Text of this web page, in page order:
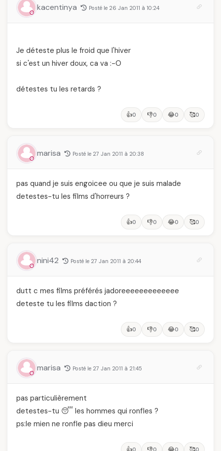
kacentinya Posté le 26 Jan 2011 à 10:24
Je déteste plus le froid que l'hiver
si c'est un hiver doux, ca va :-O
détestes tu les retards ?
👍0 👎0 😂0 🥰0
marisa Posté le 27 Jan 2011 à 20:38
pas quand je suis engoicee ou que je suis malade
detestes-tu les films d'horreurs ?
👍0 👎0 😂0 🥰0
nini42 Posté le 27 Jan 2011 à 20:44
dutt c mes films préférés jadoreeeeeeeeeeeee
deteste tu les films daction ?
👍0 👎0 😂0 🥰0
marisa Posté le 27 Jan 2011 à 21:45
pas particulièrement
detestes-tu 😴 les hommes qui ronfles ?
ps:le mien ne ronfle pas dieu merci
👍0 👎0 😂0 🥰0